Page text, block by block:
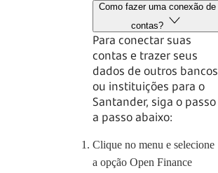
Como fazer uma conexão de
contas?
Para conectar suas
contas e trazer seus
dados de outros bancos
ou instituições para o
Santander, siga o passo
a passo abaixo:
Clique no menu e selecione
a opção Open Finance